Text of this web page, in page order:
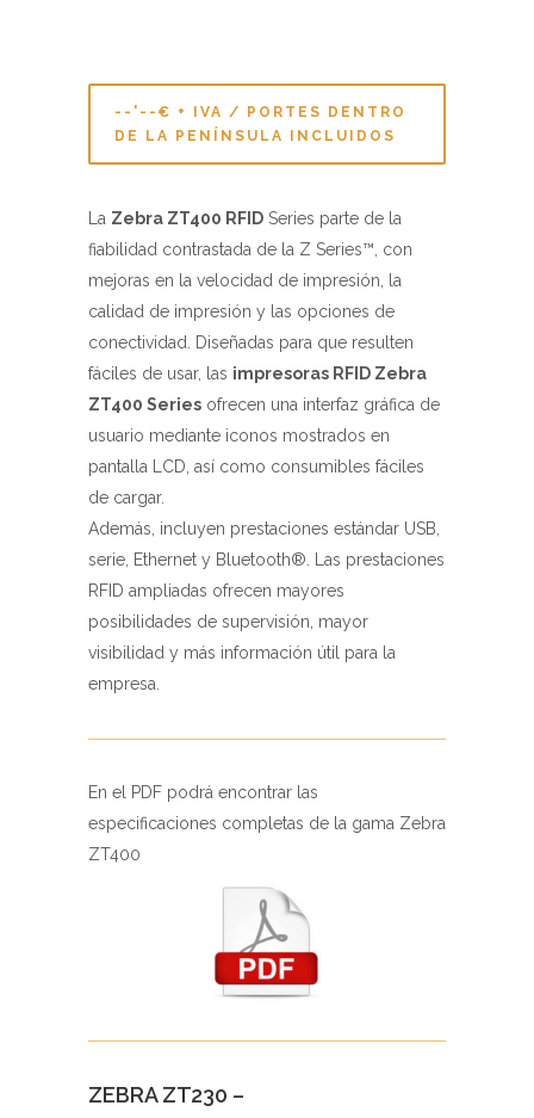
--'--€ + IVA / PORTES DENTRO
DE LA PENÍNSULA INCLUIDOS
La Zebra ZT400 RFID Series parte de la
fiabilidad contrastada de la Z Series™, con
mejoras en la velocidad de impresión, la
calidad de impresión y las opciones de
conectividad. Diseñadas para que resulten
fáciles de usar, las impresoras RFID Zebra
ZT400 Series ofrecen una interfaz gráfica de
usuario mediante iconos mostrados en
pantalla LCD, así como consumibles fáciles
de cargar.
Además, incluyen prestaciones estándar USB,
serie, Ethernet y Bluetooth®. Las prestaciones
RFID ampliadas ofrecen mayores
posibilidades de supervisión, mayor
visibilidad y más información útil para la
empresa.
En el PDF podrá encontrar las
especificaciones completas de la gama Zebra
ZT400
ZEBRA ZT230 –